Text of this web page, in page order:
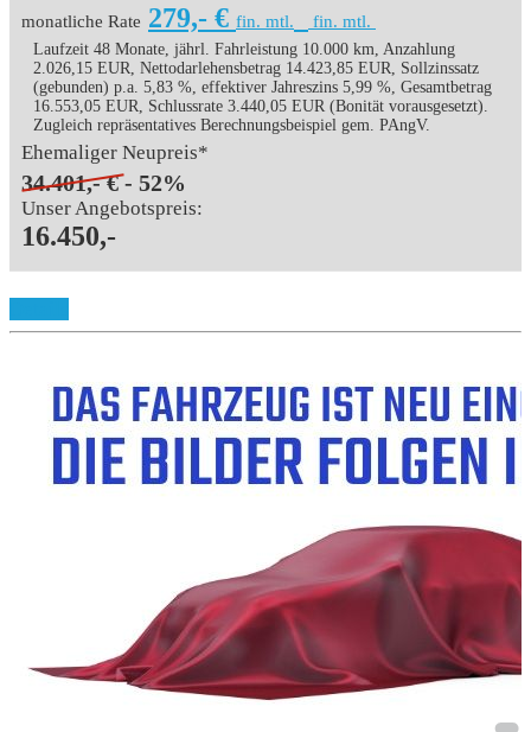
monatliche Rate 279,- € fin. mtl. fin. mtl.
Laufzeit 48 Monate, jährl. Fahrleistung 10.000 km, Anzahlung
2.026,15 EUR, Nettodarlehensbetrag 14.423,85 EUR, Sollzinssatz
(gebunden) p.a. 5,83 %, effektiver Jahreszins 5,99 %, Gesamtbetrag
16.553,05 EUR, Schlussrate 3.440,05 EUR (Bonität vorausgesetzt).
Zugleich repräsentatives Berechnungsbeispiel gem. PAngV.
Ehemaliger Neupreis*
34.401,- € - 52%
Unser Angebotspreis:
16.450,-